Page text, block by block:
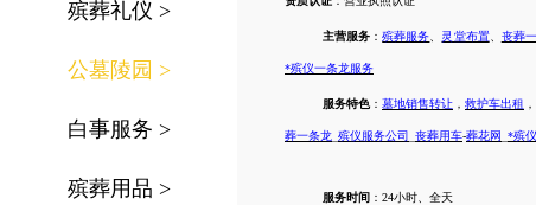
殡葬礼仪 >
公墓陵园 >
白事服务 >
殡葬用品 >
主营服务 ：殡葬服务 灵堂布置、 丧葬
*殡仪一条龙服务
服务特色 ： 墓地销售转让 ， 救护车出租 ，
葬一条龙 殡仪服务公司 丧葬用车-葬花网 *殡
服务时间 ： 24小时、全天